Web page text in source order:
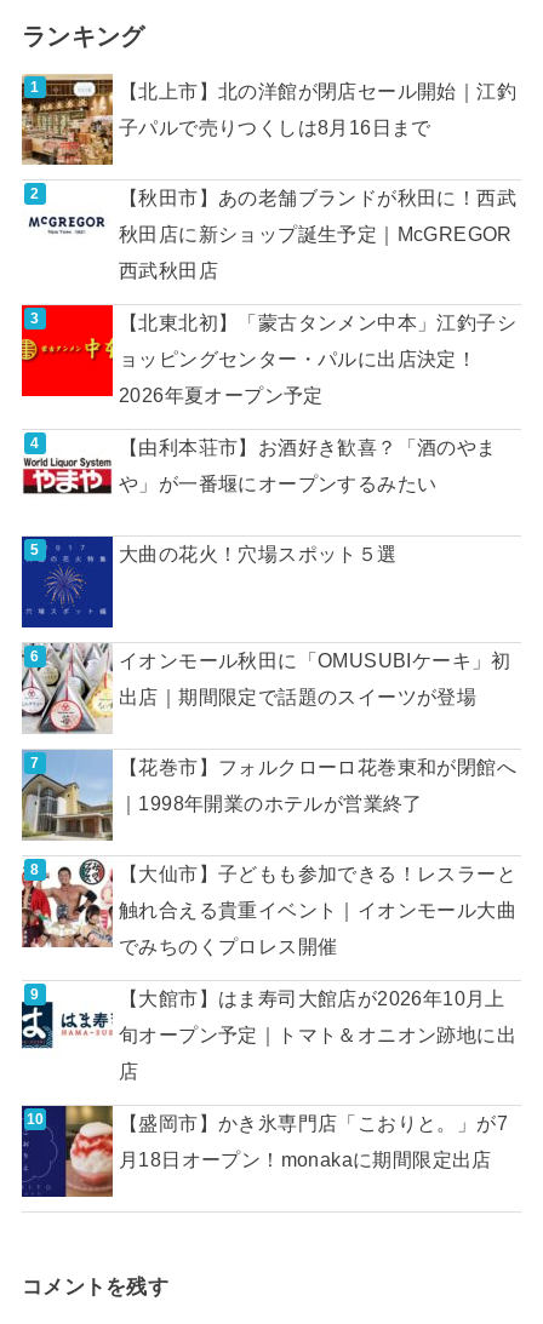
ランキング
【北上市】北の洋館が閉店セール開始｜江釣
子パルで売りつくしは8月16日まで
【秋田市】あの老舗ブランドが秋田に！西武
秋田店に新ショップ誕生予定｜McGREGOR
西武秋田店
【北東北初】「蒙古タンメン中本」江釣子シ
ョッピングセンター・パルに出店決定！
2026年夏オープン予定
【由利本荘市】お酒好き歓喜？「酒のやま
や」が一番堰にオープンするみたい
大曲の花火！穴場スポット５選
イオンモール秋田に「OMUSUBIケーキ」初
出店｜期間限定で話題のスイーツが登場
【花巻市】フォルクローロ花巻東和が閉館へ
｜1998年開業のホテルが営業終了
【大仙市】子どもも参加できる！レスラーと
触れ合える貴重イベント｜イオンモール大曲
でみちのくプロレス開催
【大館市】はま寿司大館店が2026年10月上
旬オープン予定｜トマト＆オニオン跡地に出
店
【盛岡市】かき氷専門店「こおりと。」が7
月18日オープン！monakaに期間限定出店
コメントを残す